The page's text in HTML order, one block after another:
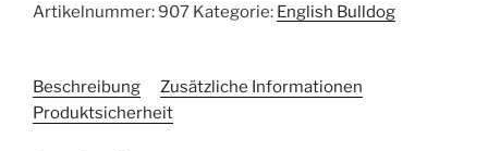
Artikelnummer:907 Kategorie: English Bulldog
Beschreibung
Zusätzliche Informationen
Produktsicherheit